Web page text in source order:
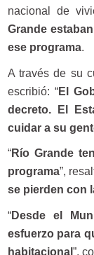
nacional de
Grande
ese programa.
A través de su
escribió: “El
decreto. El
cuidar a su
“Río Grande
programa”,
se pierden con
“Desde el
esfuerzo para
habitacional ”,